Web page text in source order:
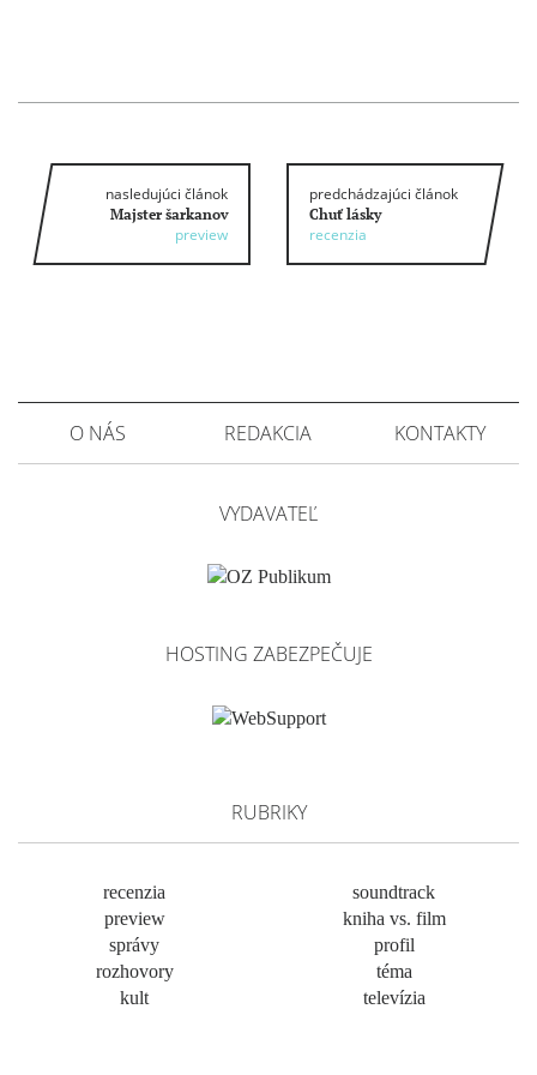
nasledujúci článok
Majster šarkanov
preview
predchádzajúci článok
Chuť lásky
recenzia
O NÁS REDAKCIA KONTAKTY
VYDAVATEĽ
HOSTING ZABEZPEČUJE
RUBRIKY
recenzia
preview
správy
rozhovory
kult
soundtrack
kniha vs. film
profil
téma
televízia